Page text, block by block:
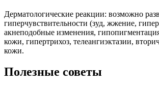
Дерматологические реакции: возможно
гиперчувствительности (зуд, жжение,
акнеподобные изменения,
кожи, гипертрихоз, телеангиэктазии,
кожи.
Полезные советы